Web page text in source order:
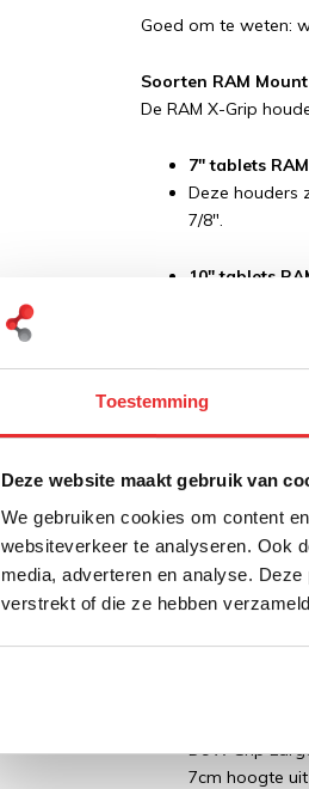
Toestemming
Deze website maakt gebruik van
We gebruiken cookies om content
websiteverkeer te analyseren. Ook
media, adverteren en analyse.
verstrekt of die ze hebben
Goed om te weten:
Soorten RAM
De RAM X-Grip
7" tablets
Deze houders
7/8".
10" tablets
De 10" X-
De 12" X-Grip
onder andere
De RAM X-Grip
De RAM
De X-Grip
De RAM
De X-Grip
7cm hoogte